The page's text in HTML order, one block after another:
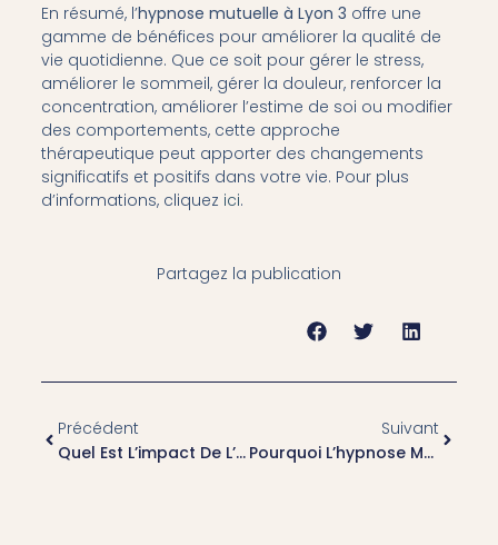
En résumé, l’hypnose mutuelle à Lyon 3 offre une
gamme de bénéfices pour améliorer la qualité de
vie quotidienne. Que ce soit pour gérer le stress,
améliorer le sommeil, gérer la douleur, renforcer la
concentration, améliorer l’estime de soi ou modifier
des comportements, cette approche
thérapeutique peut apporter des changements
significatifs et positifs dans votre vie. Pour plus
d’informations, cliquez ici.
Partagez la publication
Précédent
Quel Est L’impact De L’hypnose Mutuelle À Lyon 3 Sur La Gestion De La Douleur ?
Suivant
Pourquoi L’hypnose Mutuelle À Lyon 8 Est-Elle Efficace Pour Améliorer La Concentration Et La Performance ?